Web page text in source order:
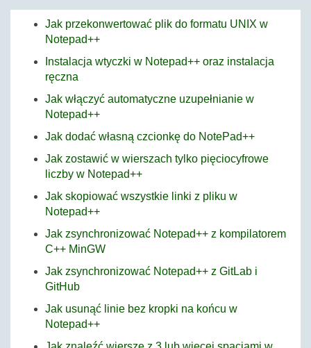
Jak przekonwertować plik do formatu UNIX w
Notepad++
Instalacja wtyczki w Notepad++ oraz instalacja
ręczna
Jak włączyć automatyczne uzupełnianie w
Notepad++
Jak dodać własną czcionkę do NotePad++
Jak zostawić w wierszach tylko pięciocyfrowe
liczby w Notepad++
Jak skopiować wszystkie linki z pliku w
Notepad++
Jak zsynchronizować Notepad++ z kompilatorem
C++ MinGW
Jak zsynchronizować Notepad++ z GitLab i
GitHub
Jak usunąć linie bez kropki na końcu w
Notepad++